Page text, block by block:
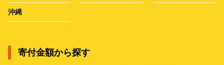
沖縄
寄付金額から探す